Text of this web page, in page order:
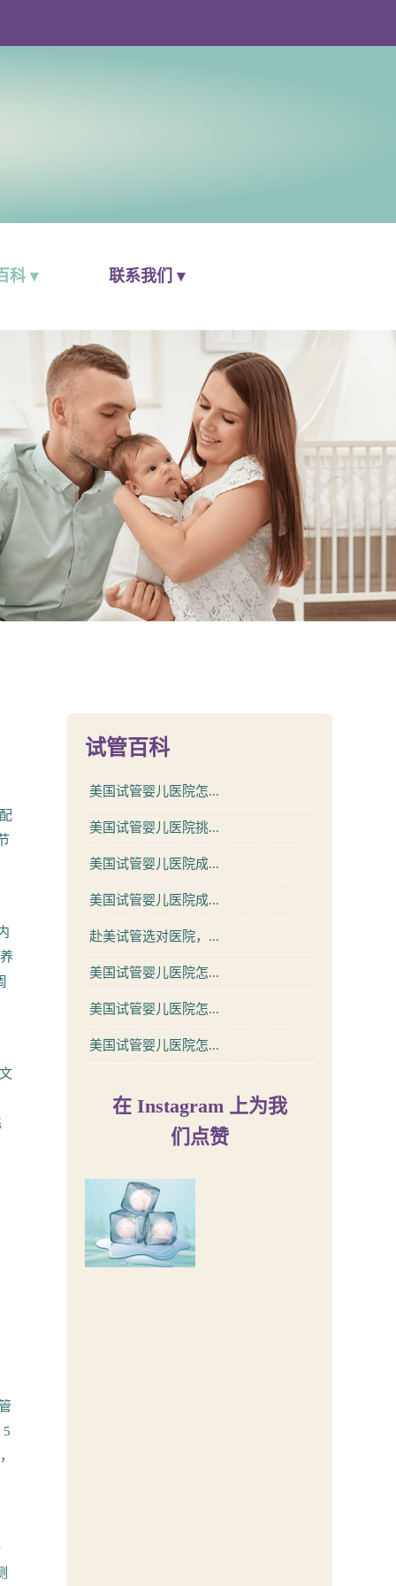
科 ▾ 联系我们 ▾
5
试管百科
美国试管婴儿医院怎...
美国试管婴儿医院挑...
美国试管婴儿医院成...
美国试管婴儿医院成...
赴美试管选对医院，...
美国试管婴儿医院怎...
美国试管婴儿医院怎...
美国试管婴儿医院怎...
在 Instagram 上为我
们点赞